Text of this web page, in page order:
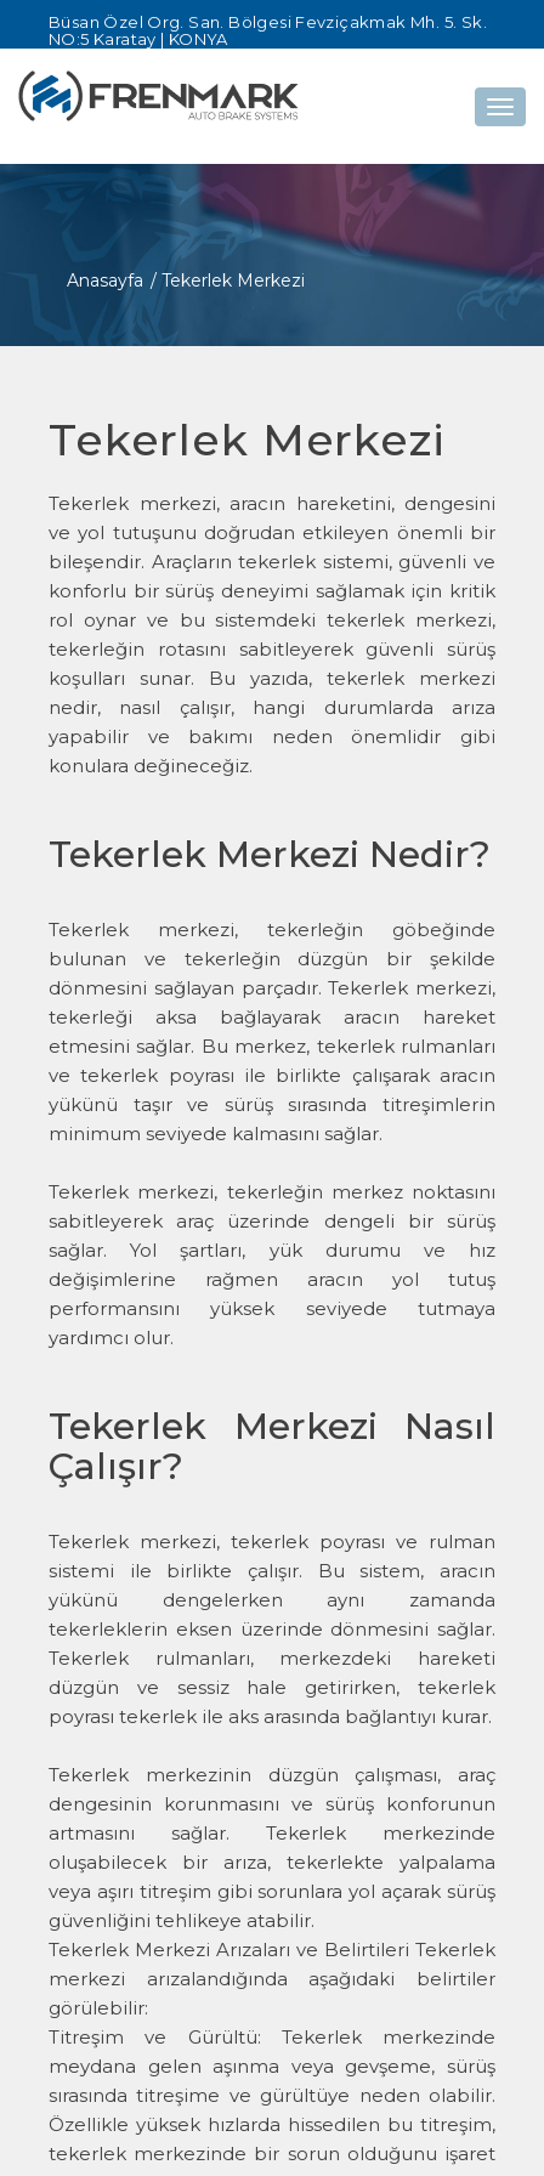
Büsan Özel Org. San. Bölgesi Fevziçakmak Mh. 5. Sk.
NO:5 Karatay | KONYA
Anasayfa / Tekerlek Merkezi
Tekerlek Merkezi
Tekerlek merkezi, aracın hareketini, dengesini
ve yol tutuşunu doğrudan etkileyen önemli bir
bileşendir. Araçların tekerlek sistemi, güvenli ve
konforlu bir sürüş deneyimi sağlamak için kritik
rol oynar ve bu sistemdeki tekerlek merkezi,
tekerleğin rotasını sabitleyerek güvenli sürüş
koşulları sunar. Bu yazıda, tekerlek merkezi
nedir, nasıl çalışır, hangi durumlarda arıza
yapabilir ve bakımı neden önemlidir gibi
konulara değineceğiz.
Tekerlek Merkezi Nedir?
Tekerlek merkezi, tekerleğin göbeğinde
bulunan ve tekerleğin düzgün bir şekilde
dönmesini sağlayan parçadır. Tekerlek merkezi,
tekerleği aksa bağlayarak aracın hareket
etmesini sağlar. Bu merkez, tekerlek rulmanları
ve tekerlek poyrası ile birlikte çalışarak aracın
yükünü taşır ve sürüş sırasında titreşimlerin
minimum seviyede kalmasını sağlar.
Tekerlek merkezi, tekerleğin merkez noktasını
sabitleyerek araç üzerinde dengeli bir sürüş
sağlar. Yol şartları, yük durumu ve hız
değişimlerine rağmen aracın yol tutuş
performansını yüksek seviyede tutmaya
yardımcı olur.
Tekerlek Merkezi Nasıl
Çalışır?
Tekerlek merkezi, tekerlek poyrası ve rulman
sistemi ile birlikte çalışır. Bu sistem, aracın
yükünü dengelerken aynı zamanda
tekerleklerin eksen üzerinde dönmesini sağlar.
Tekerlek rulmanları, merkezdeki hareketi
düzgün ve sessiz hale getirirken, tekerlek
poyrası tekerlek ile aks arasında bağlantıyı kurar.
Tekerlek merkezinin düzgün çalışması, araç
dengesinin korunmasını ve sürüş konforunun
artmasını sağlar. Tekerlek merkezinde
oluşabilecek bir arıza, tekerlekte yalpalama
veya aşırı titreşim gibi sorunlara yol açarak sürüş
güvenliğini tehlikeye atabilir.
Tekerlek Merkezi Arızaları ve Belirtileri Tekerlek
merkezi arızalandığında aşağıdaki belirtiler
görülebilir:
Titreşim ve Gürültü: Tekerlek merkezinde
meydana gelen aşınma veya gevşeme, sürüş
sırasında titreşime ve gürültüye neden olabilir.
Özellikle yüksek hızlarda hissedilen bu titreşim,
tekerlek merkezinde bir sorun olduğunu işaret